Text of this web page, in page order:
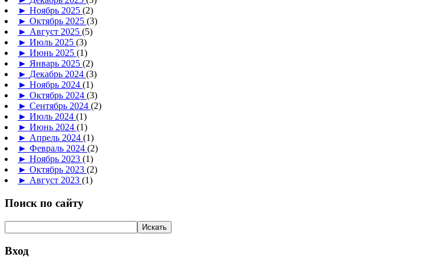
► Ноябрь 2025 (2)
► Октябрь 2025 (3)
► Август 2025 (5)
► Июль 2025 (3)
► Июнь 2025 (1)
► Январь 2025 (2)
► Декабрь 2024 (3)
► Ноябрь 2024 (1)
► Октябрь 2024 (3)
► Сентябрь 2024 (2)
► Июль 2024 (1)
► Июнь 2024 (1)
► Апрель 2024 (1)
► Февраль 2024 (2)
► Ноябрь 2023 (1)
► Октябрь 2023 (2)
► Август 2023 (1)
Поиск по сайту
Вход